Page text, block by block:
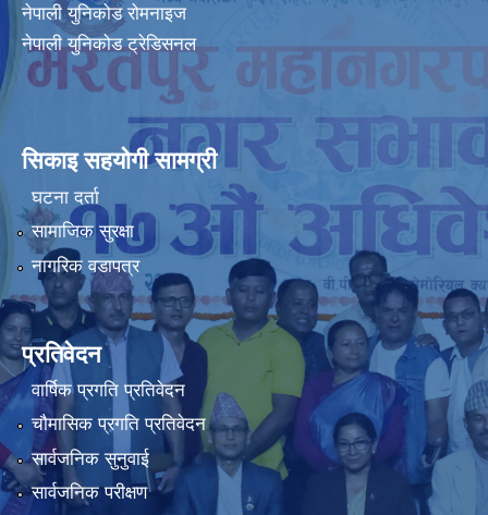
नेपाली युनिकोड रोमनाइज
नेपाली युनिकोड ट्रेडिसनल
सिकाइ सहयोगी सामग्री
घटना दर्ता
सामाजिक सुरक्षा
नागरिक वडापत्र
प्रतिवेदन
वार्षिक प्रगति प्रतिवेदन
चौमासिक प्रगति प्रतिवेदन
सार्वजनिक सुनुवाई
सार्वजनिक परीक्षण